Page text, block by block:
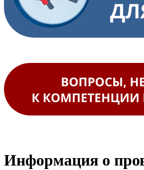
Информация о